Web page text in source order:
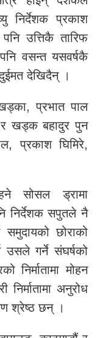
निर्देशक प्रकाश
उत्तिकै तारिफ
वसन्त यसवर्षकै
देखिदैन् ।
प्रभात पाल
र खड्क बहादुर पुन
प्रकाश घिमिरे,
सोसल ड्रामा
निर्देशक सपुतले नै
समुदायको छोराको
गर्ने संघर्षको
मोहन
निर्मातामा अनुरोध
श्रेष्ठ छन् ।